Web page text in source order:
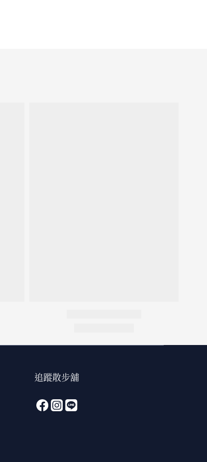
追蹤散步舖